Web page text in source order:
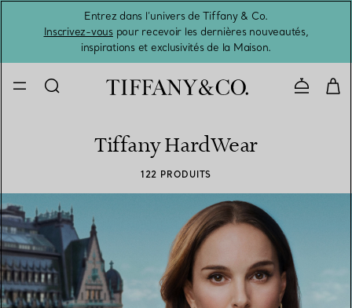
Entrez dans l’univers de Tiffany & Co.
Inscrivez-vouspour recevoir les dernières nouveautés,
inspirations et exclusivités de la Maison.
Tiffany HardWear
122 PRODUITS